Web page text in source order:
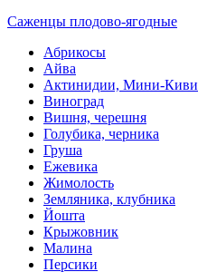
Саженцы плодово-ягодные
Абрикосы
Айва
Актинидии, Мини-Киви
Виноград
Вишня, черешня
Голубика, черника
Груша
Ежевика
Жимолость
Земляника, клубника
Йошта
Крыжовник
Малина
Персики